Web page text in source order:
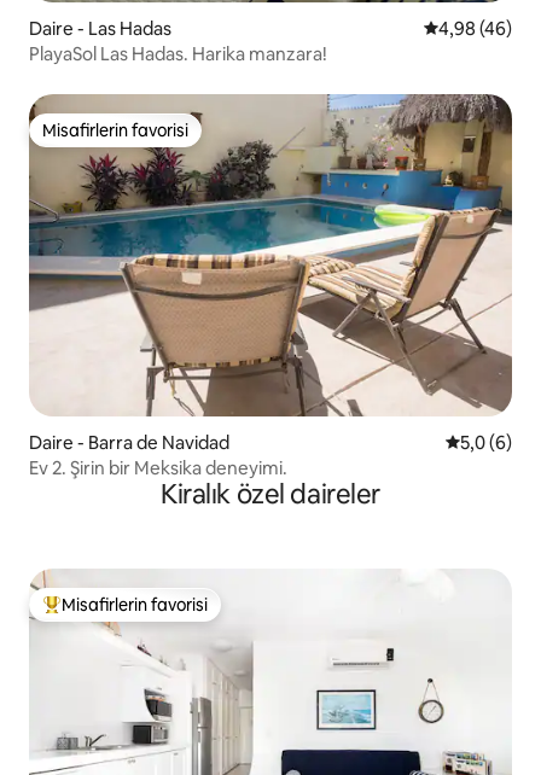
Daire - Las Hadas 5 üzerinden
4,98 (46)
PlayaSol Las Hadas. Harika manzara!
Misafirlerin favorisi
Misafirlerin favorisi
Daire - Barra de Navidad 55,0 (6)
Ev 2. Şirin bir Meksika deneyimi.
Kiralık özel daireler
Misafirlerin favorilerinden en beğenilenler arasında
Misafirlerin favorisi